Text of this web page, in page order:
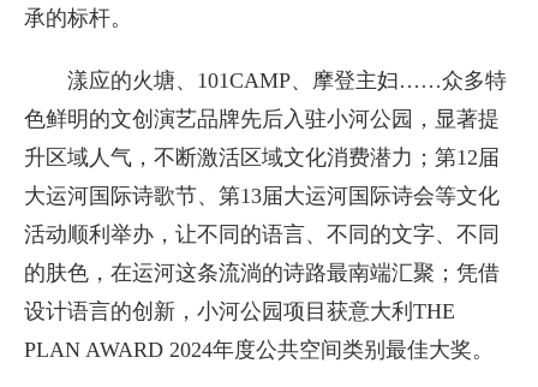
承的标杆。
漾应的火塘、101CAMP、摩登主妇……众多特
色鲜明的文创演艺品牌先后入驻小河公园，显著提
升区域人气，不断激活区域文化消费潜力；第12届
大运河国际诗歌节、第13届大运河国际诗会等文化
活动顺利举办，让不同的语言、不同的文字、不同
的肤色，在运河这条流淌的诗路最南端汇聚；凭借
设计语言的创新，小河公园项目获意大利THE
PLAN AWARD 2024年度公共空间类别最佳大奖。